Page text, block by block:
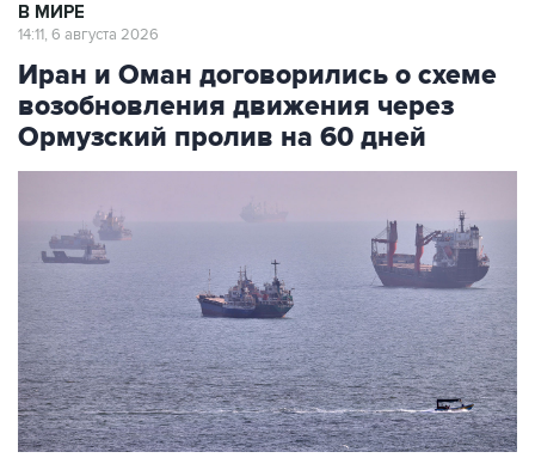
В МИРЕ
14:11, 6 августа 2026
Иран и Оман договорились о схеме
возобновления движения через
Ормузский пролив на 60 дней